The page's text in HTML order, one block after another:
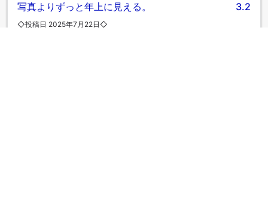
写真よりずっと年上に見える。 3.2
◇投稿日 2025年7月22日◇